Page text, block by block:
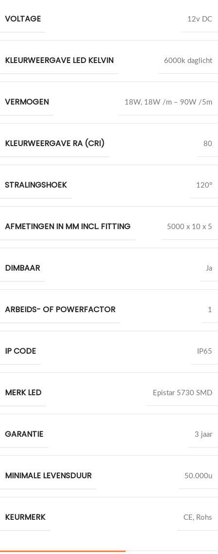
VOLTAGE 12v DC
KLEURWEERGAVE LED KELVIN 6000k daglicht
VERMOGEN 18W, 18W /m – 90W /5m
KLEURWEERGAVE RA (CRI) 80
STRALINGSHOEK 120°
AFMETINGEN IN MM INCL. FITTING 5000 x 10 x 5
DIMBAAR Ja
ARBEIDS- OF POWERFACTOR 1
IP CODE IP65
MERK LED Epistar 5730 SMD
GARANTIE 3 jaar
MINIMALE LEVENSDUUR 50.000u
KEURMERK CE, Rohs